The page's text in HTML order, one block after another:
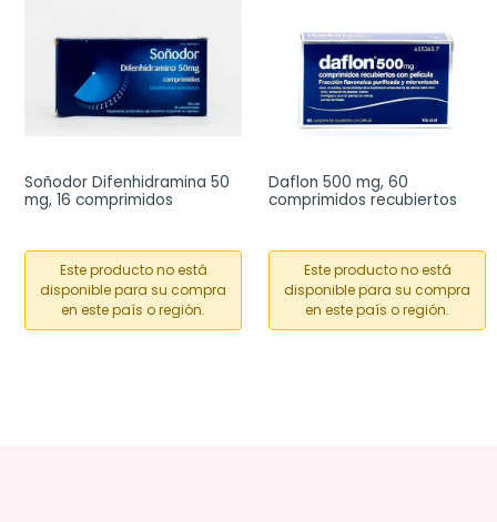
Soñodor Difenhidramina 50
mg, 16 comprimidos
Este producto no está
disponible para su compra
en este país o región.
Daflon 500 mg, 60
comprimidos recubiertos
Este producto no está
disponible para su compra
en este país o región.